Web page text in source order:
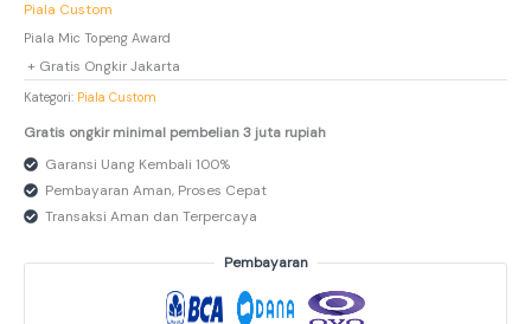
Piala Custom
Piala Mic Topeng Award
+ Gratis Ongkir Jakarta
Kategori: Piala Custom
Gratis ongkir minimal pembelian 3 juta rupiah
Garansi Uang Kembali 100%
Pembayaran Aman, Proses Cepat
Transaksi Aman dan Terpercaya
Pembayaran